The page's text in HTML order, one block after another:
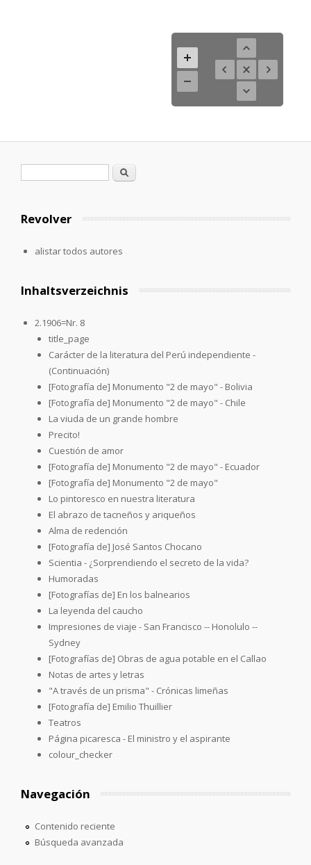
Formulario de búsqueda
Buscar
Revolver
alistar todos autores
Inhaltsverzeichnis
2.1906=Nr. 8
title_page
Carácter de la literatura del Perú independiente -
(Continuación)
[Fotografía de] Monumento "2 de mayo" - Bolivia
[Fotografía de] Monumento "2 de mayo" - Chile
La viuda de un grande hombre
Precito!
Cuestión de amor
[Fotografía de] Monumento "2 de mayo" - Ecuador
[Fotografía de] Monumento "2 de mayo"
Lo pintoresco en nuestra literatura
El abrazo de tacneños y ariqueños
Alma de redención
[Fotografía de] José Santos Chocano
Scientia - ¿Sorprendiendo el secreto de la vida?
Humoradas
[Fotografías de] En los balnearios
La leyenda del caucho
Impresiones de viaje - San Francisco -- Honolulo --
Sydney
[Fotografías de] Obras de agua potable en el Callao
Notas de artes y letras
"A través de un prisma" - Crónicas limeñas
[Fotografía de] Emilio Thuillier
Teatros
Página picaresca - El ministro y el aspirante
colour_checker
Navegación
Contenido reciente
Búsqueda avanzada